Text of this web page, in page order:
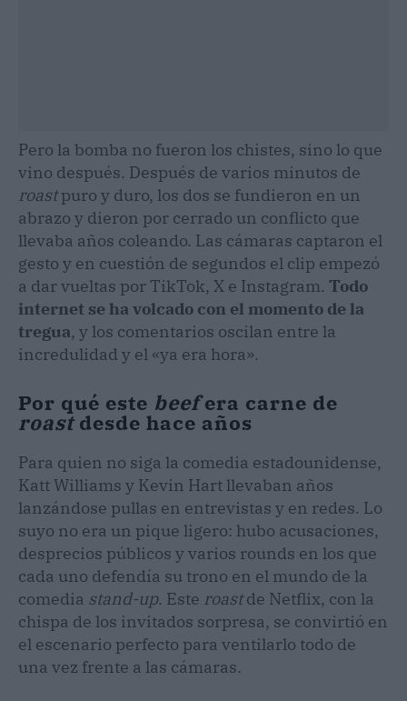
Pero la bomba no fueron los chistes, sino lo que
vino después. Después de varios minutos de
roastpuro y duro, los dos se fundieron en un
abrazo y dieron por cerrado un conflicto que
llevaba años coleando. Las cámaras captaron el
gesto y en cuestión de segundos el clip empezó
a dar vueltas por TikTok, X e Instagram. Todo
internet se ha volcado con el momento de la
tregua, y los comentarios oscilan entre la
incredulidad y el «ya era hora».
Por qué este beefera carne de
roastdesde hace años
Para quien no siga la comedia estadounidense,
Katt Williams y Kevin Hart llevaban años
lanzándose pullas en entrevistas y en redes. Lo
suyo no era un pique ligero: hubo acusaciones,
desprecios públicos y varios rounds en los que
cada uno defendía su trono en el mundo de la
comedia stand-up. Este roastde Netflix, con la
chispa de los invitados sorpresa, se convirtió en
el escenario perfecto para ventilarlo todo de
una vez frente a las cámaras.